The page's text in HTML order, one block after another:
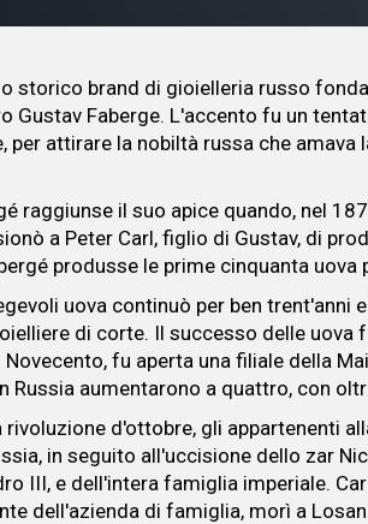
storico brand di gioielleria russo
Gustav Faberge. L'accento fu un
per attirare la nobiltà russa che amava
raggiunse il suo apice quando, nel
a Peter Carl, figlio di Gustav, di
produsse le prime cinquanta uova
uova continuò per ben trent'anni
di corte. Il successo delle uova
fu aperta una filiale della
Russia aumentarono a quattro, con
rivoluzione d'ottobre, gli appartenenti
in seguito all'uccisione dello zar
III, e dell'intera famiglia imperiale.
dell'azienda di famiglia, morì a